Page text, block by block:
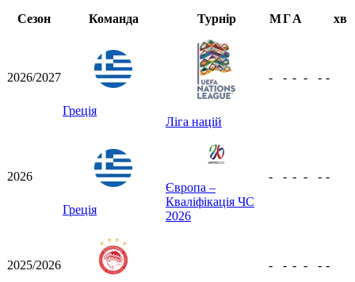
Сезон
Команда Турнір МГА хв
2026/2027
Греція
Ліга націй
- - - - - -
2026
Греція
Європа –
Кваліфікація ЧС
2026
- - - - - -
2025/2026 - - - - - -